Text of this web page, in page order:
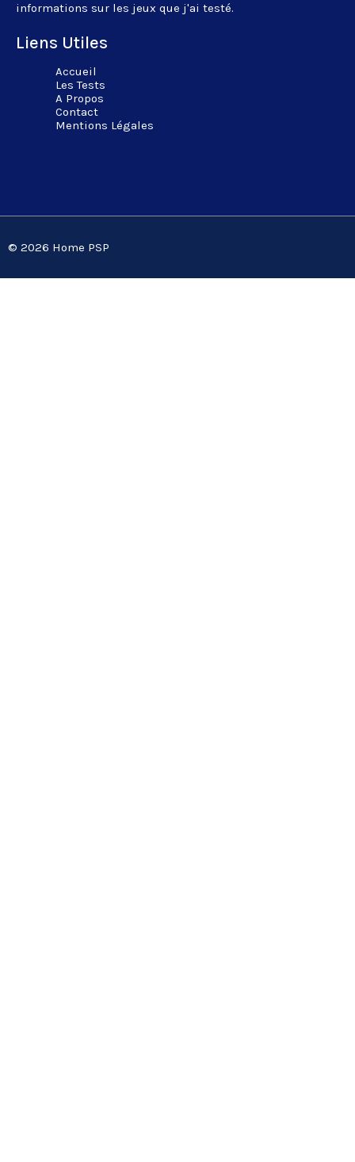
informations sur les jeux que j'ai testé.
Liens Utiles
Accueil
Les Tests
A Propos
Contact
Mentions Légales
© 2026 Home PSP